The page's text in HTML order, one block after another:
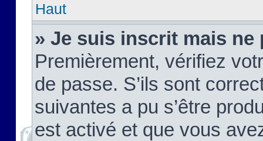
Haut
» Je suis inscrit mais ne
Premièrement, vérifiez
de passe. S’ils sont
suivantes a pu s’être
est activé et que vous